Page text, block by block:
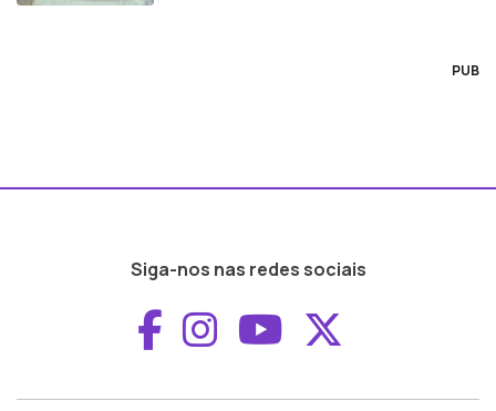
PUB
Siga-nos nas redes sociais
Aceder ao
Aceder ao
Aceder ao